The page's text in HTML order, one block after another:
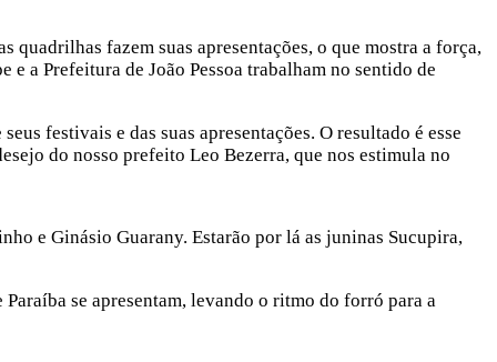
fazem suas apresentações, o que mostra a força,
a Prefeitura de João Pessoa trabalham no sentido de
festivais e das suas apresentações. O resultado é esse
do nosso prefeito Leo Bezerra, que nos estimula no
e Ginásio Guarany. Estarão por lá as juninas Sucupira,
se apresentam, levando o ritmo do forró para a